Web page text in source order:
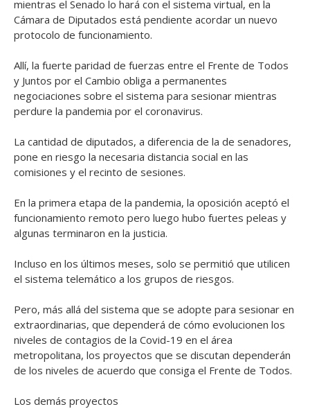
mientras el Senado lo hará con el sistema virtual, en la
Cámara de Diputados está pendiente acordar un nuevo
protocolo de funcionamiento.
Allí, la fuerte paridad de fuerzas entre el Frente de Todos
y Juntos por el Cambio obliga a permanentes
negociaciones sobre el sistema para sesionar mientras
perdure la pandemia por el coronavirus.
La cantidad de diputados, a diferencia de la de senadores,
pone en riesgo la necesaria distancia social en las
comisiones y el recinto de sesiones.
En la primera etapa de la pandemia, la oposición aceptó el
funcionamiento remoto pero luego hubo fuertes peleas y
algunas terminaron en la justicia.
Incluso en los últimos meses, solo se permitió que utilicen
el sistema telemático a los grupos de riesgos.
Pero, más allá del sistema que se adopte para sesionar en
extraordinarias, que dependerá de cómo evolucionen los
niveles de contagios de la Covid-19 en el área
metropolitana, los proyectos que se discutan dependerán
de los niveles de acuerdo que consiga el Frente de Todos.
Los demás proyectos